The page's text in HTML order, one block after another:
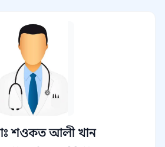
শওকত আলী খান